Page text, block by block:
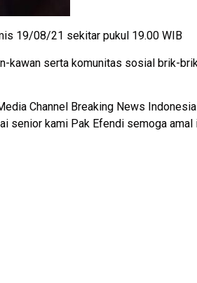
19/08/21 sekitar pukul 19.00 WIB
kawan serta komunitas sosial brik-
Channel Breaking News Indonesia
senior kami Pak Efendi semoga